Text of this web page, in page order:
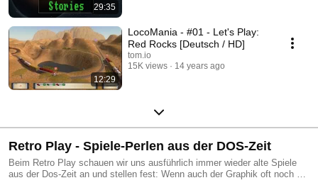
29:35
12:29
LocoMania - #01 - Let's Play:
Red Rocks [Deutsch / HD]
tom.io
15K views
14 years ago
Retro Play - Spiele-Perlen aus der DOS-Zeit
Beim Retro Play schauen wir uns ausführlich immer wieder alte Spiele
aus der Dos-Zeit an und stellen fest: Wenn auch der Graphik oft noch die